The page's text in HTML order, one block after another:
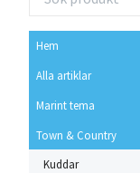
Hem
Alla artiklar
Marint tema
Town & Country
Kuddar